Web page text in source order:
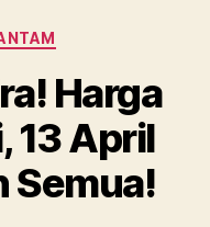
Harga
13 April
Semua!